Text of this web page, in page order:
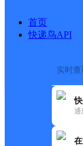
首页
快递鸟API
实时
通
快递大全 >
快递大全